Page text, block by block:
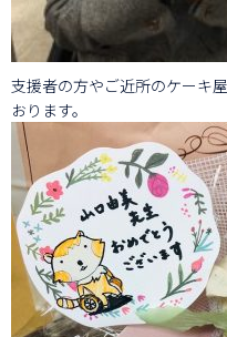
支援者の方やご近所のケーキ
おります。